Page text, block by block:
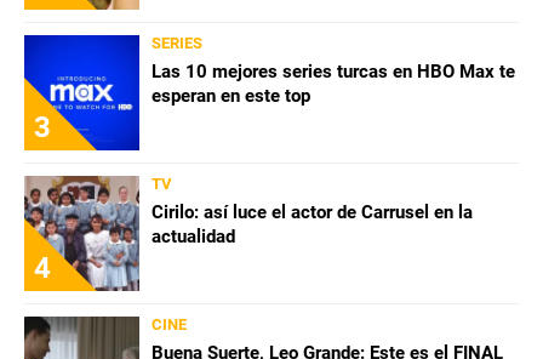
3
SERIES
Las 10 mejores series turcas en HBO Max te
esperan en este top
4
TV
Cirilo: así luce el actor de Carrusel en la
actualidad
CINE
Buena Suerte, Leo Grande: Este es el FINAL